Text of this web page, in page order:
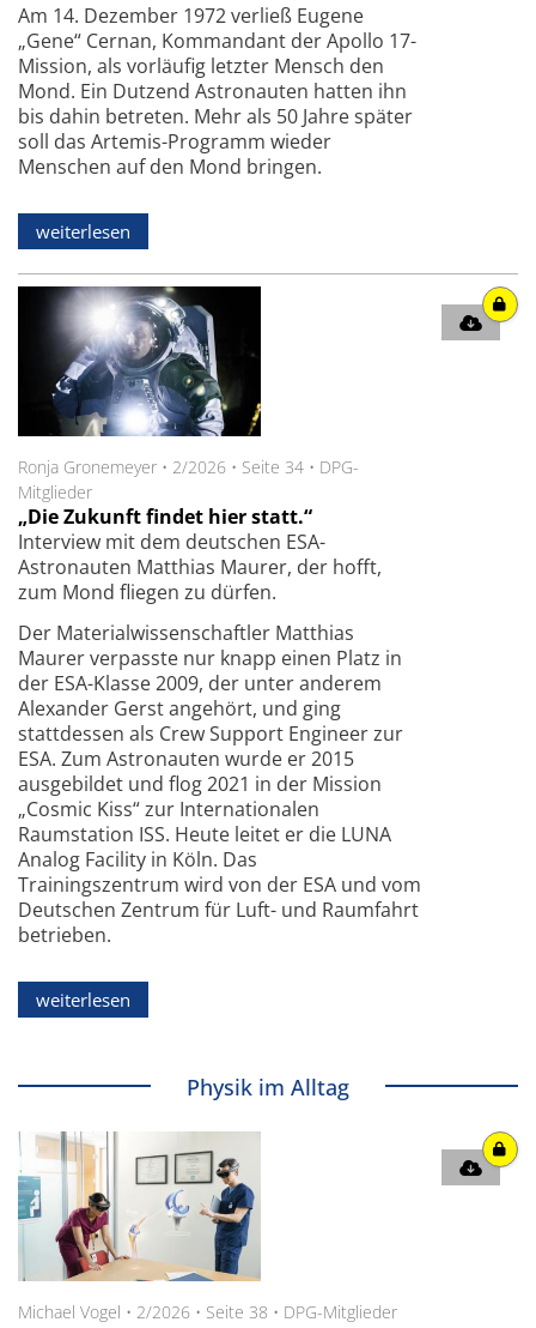
Am 14. Dezember 1972 verließ Eugene
„Gene“ Cernan, Kommandant der Apollo 17-
Mission, als vorläufig letzter Mensch den
Mond. Ein Dutzend Astronauten hatten ihn
bis dahin betreten. Mehr als 50 Jahre später
soll das Artemis-Programm wieder
Menschen auf den Mond bringen.
weiterlesen
Ronja Gronemeyer • 2/2026 • Seite 34 • DPG-
Mitglieder
„Die Zukunft findet hier statt.“
Interview mit dem deutschen ESA-
Astronauten Matthias Maurer, der hofft,
zum Mond fliegen zu dürfen.
Der Materialwissenschaftler Matthias
Maurer verpasste nur knapp einen Platz in
der ESA-Klasse 2009, der unter anderem
Alexander Gerst angehört, und ging
stattdessen als Crew Support Engineer zur
ESA. Zum Astronauten wurde er 2015
ausgebildet und flog 2021 in der Mission
„Cosmic Kiss“ zur Internationalen
Raumstation ISS. Heute leitet er die LUNA
Analog Facility in Köln. Das
Trainingszentrum wird von der ESA und vom
Deutschen Zentrum für Luft- und Raumfahrt
betrieben.
weiterlesen
Physik im Alltag
Michael Vogel • 2/2026 • Seite 38 • DPG-Mitglieder